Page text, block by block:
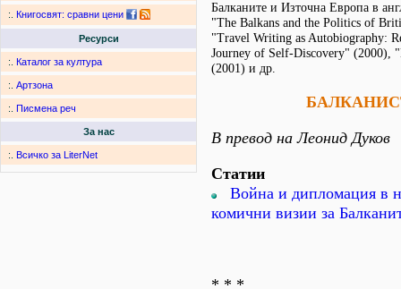
:. Книгосвят: сравни цени
Ресурси
:. Каталог за култура
:. Артзона
:. Писмена реч
За нас
:. Всичко за LiterNet
Балканите и Източна Европа в
"The Balkans and the Politics of
"Travel Writing as Autobiography:
Journey of Self-Discovery" (2000),
(2001) и др.
В превод на Леонид Дуков
Статии
Война и дипломация в
комични визии за
* * *